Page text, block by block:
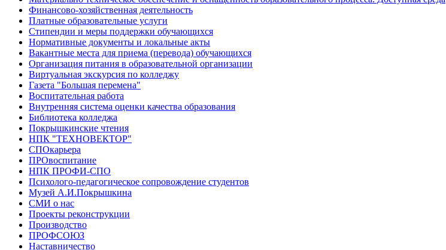
Финансово-хозяйственная деятельность
Платные образовательные услуги
Стипендии и меры поддержки обучающихся
Нормативные документы и локальные акты
Вакантные места для приема (перевода) обучающихся
Организация питания в образовательной организации
Виртуальная экскурсия по колледжу
Газета "Большая перемена"
Воспитательная работа
Внутренняя система оценки качества образования
Библиотека колледжа
Покрышкинские чтения
НПК "ТЕХНОВЕКТОР"
СПОкарьера
ПРОвоспитание
НПК ПРОФИ-СПО
Психолого-педагогическое сопровождение студентов
Музей А.И.Покрышкина
СМИ о нас
Проекты реконструкции
Производство
ПРОФСОЮЗ
Наставничество